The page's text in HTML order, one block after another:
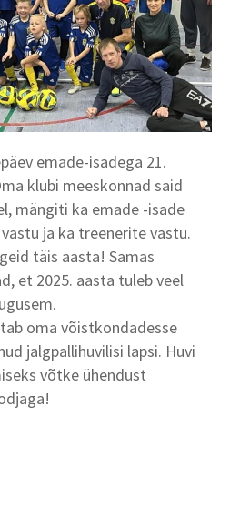
emade-isadega 21.
klubi meeskonnad said
mängiti ka emade -isade
ja ka treenerite vastu.
täis aasta! Samas
et 2025. aasta tuleb veel
oma võistkondadesse
jalgpallihuvilisi lapsi. Huvi
võtke ühendust